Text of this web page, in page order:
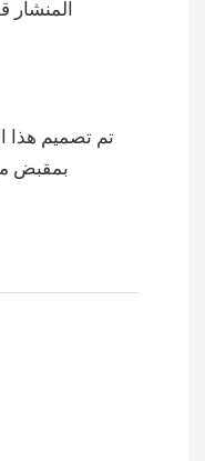
المنشار
تم تصميم هذا
بمقبض